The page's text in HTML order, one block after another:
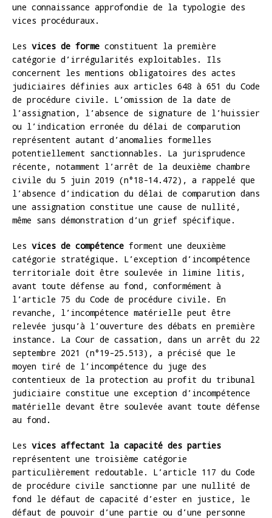
une connaissance approfondie de la typologie des
vices procéduraux.
Les vices de forme constituent la première
catégorie d’irrégularités exploitables. Ils
concernent les mentions obligatoires des actes
judiciaires définies aux articles 648 à 651 du Code
de procédure civile. L’omission de la date de
l’assignation, l’absence de signature de l’huissier
ou l’indication erronée du délai de comparution
représentent autant d’anomalies formelles
potentiellement sanctionnables. La jurisprudence
récente, notamment l’arrêt de la deuxième chambre
civile du 5 juin 2019 (n°18-14.472), a rappelé que
l’absence d’indication du délai de comparution dans
une assignation constitue une cause de nullité,
même sans démonstration d’un grief spécifique.
Les vices de compétence forment une deuxième
catégorie stratégique. L’exception d’incompétence
territoriale doit être soulevée in limine litis,
avant toute défense au fond, conformément à
l’article 75 du Code de procédure civile. En
revanche, l’incompétence matérielle peut être
relevée jusqu’à l’ouverture des débats en première
instance. La Cour de cassation, dans un arrêt du 22
septembre 2021 (n°19-25.513), a précisé que le
moyen tiré de l’incompétence du juge des
contentieux de la protection au profit du tribunal
judiciaire constitue une exception d’incompétence
matérielle devant être soulevée avant toute défense
au fond.
Les vices affectant la capacité des parties
représentent une troisième catégorie
particulièrement redoutable. L’article 117 du Code
de procédure civile sanctionne par une nullité de
fond le défaut de capacité d’ester en justice, le
défaut de pouvoir d’une partie ou d’une personne